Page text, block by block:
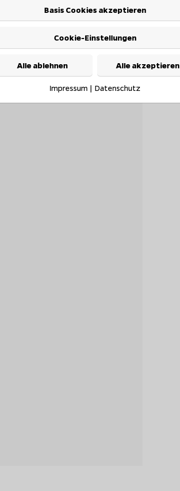
Basis Cookies akzeptieren
Cookie-Einstellungen
Alle ablehnen Alle akzeptieren
Impressum | Datenschutz